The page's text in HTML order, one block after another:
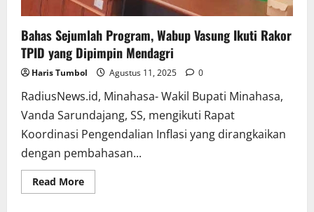
Bahas Sejumlah Program, Wabup Vasung Ikuti Rakor
TPID yang Dipimpin Mendagri
Haris Tumbol Agustus 11, 2025 0
RadiusNews.id, Minahasa- Wakil Bupati Minahasa,
Vanda Sarundajang, SS, mengikuti Rapat
Koordinasi Pengendalian Inflasi yang dirangkaikan
dengan pembahasan...
Read MoreRead
more